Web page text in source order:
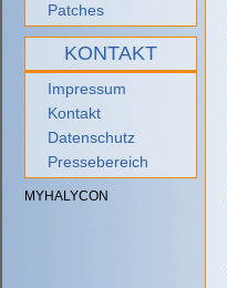
Patches
KONTAKT
Impressum
Kontakt
Datenschutz
Pressebereich
MYHALYCON